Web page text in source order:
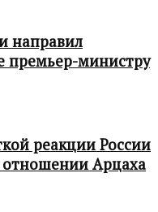
направил
премьер-министру
реакции России
отношении Арцаха